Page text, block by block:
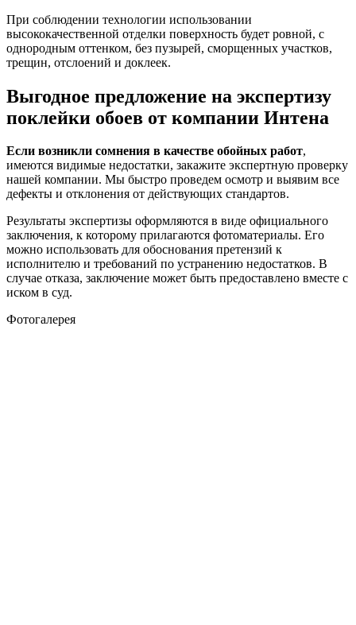
При соблюдении технологии использовании
высококачественной отделки поверхность будет ровной, с
однородным оттенком, без пузырей, сморщенных участков,
трещин, отслоений и доклеек.
Выгодное предложение на экспертизу
поклейки обоев от компании Интена
Если возникли сомнения в качестве обойных работ,
имеются видимые недостатки, закажите экспертную проверку
нашей компании. Мы быстро проведем осмотр и выявим все
дефекты и отклонения от действующих стандартов.
Результаты экспертизы оформляются в виде официального
заключения, к которому прилагаются фотоматериалы. Его
можно использовать для обоснования претензий к
исполнителю и требований по устранению недостатков. В
случае отказа, заключение может быть предоставлено вместе с
иском в суд.
Фотогалерея